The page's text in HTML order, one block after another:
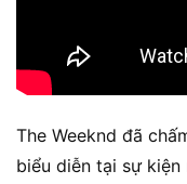
The Weeknd đã
biểu diễn tại sự kiện